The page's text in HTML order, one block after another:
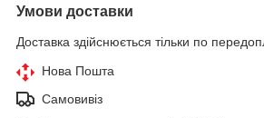
Умови доставки
Доставка здійснюється тільки по
Нова Пошта
Самовивіз